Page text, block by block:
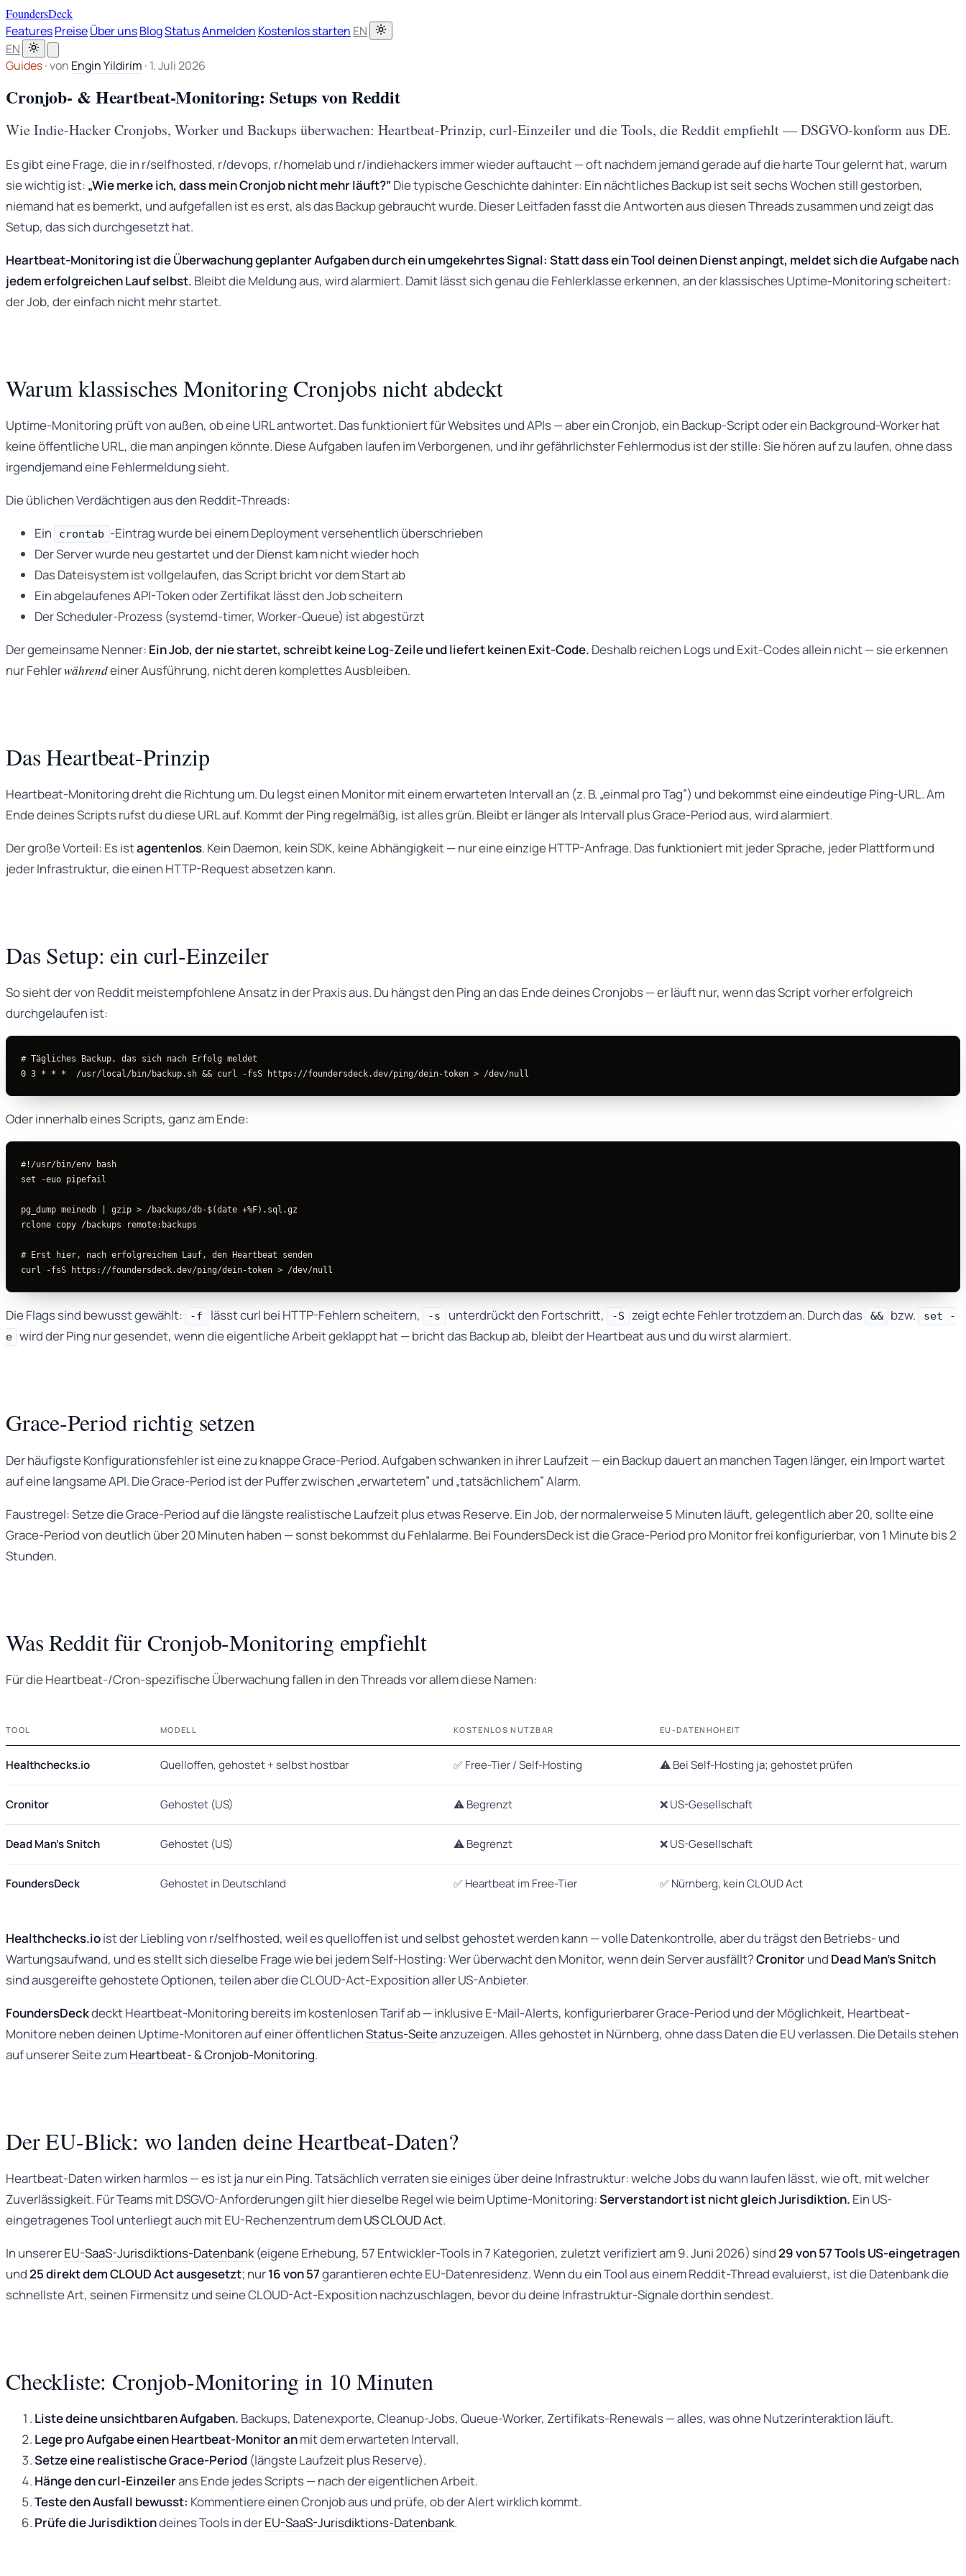
FoundersDeck
FeaturesPreiseÜber unsBlogStatusAnmelden Kostenlos starten EN
EN
Guides·von Engin Yildirim · 1. Juli 2026
Cronjob- & Heartbeat-Monitoring: Setups von Reddit
Wie Indie-Hacker Cronjobs, Worker und Backups überwachen: Heartbeat-Prinzip, curl-Einzeiler und die Tools, die Reddit empfiehlt — DSGVO-konform aus DE.
Es gibt eine Frage, die in r/selfhosted, r/devops, r/homelab und r/indiehackers immer wieder auftaucht — oft nachdem jemand gerade auf die harte Tour gelernt hat, warum
sie wichtig ist: „Wie merke ich, dass mein Cronjob nicht mehr läuft?” Die typische Geschichte dahinter: Ein nächtliches Backup ist seit sechs Wochen still gestorben,
niemand hat es bemerkt, und aufgefallen ist es erst, als das Backup gebraucht wurde. Dieser Leitfaden fasst die Antworten aus diesen Threads zusammen und zeigt das
Setup, das sich durchgesetzt hat.
Heartbeat-Monitoring ist die Überwachung geplanter Aufgaben durch ein umgekehrtes Signal: Statt dass ein Tool deinen Dienst anpingt, meldet sich die Aufgabe nach
jedem erfolgreichen Lauf selbst. Bleibt die Meldung aus, wird alarmiert. Damit lässt sich genau die Fehlerklasse erkennen, an der klassisches Uptime-Monitoring scheitert:
der Job, der einfach nicht mehr startet.
Warum klassisches Monitoring Cronjobs nicht abdeckt
Uptime-Monitoring prüft von außen, ob eine URL antwortet. Das funktioniert für Websites und APIs — aber ein Cronjob, ein Backup-Script oder ein Background-Worker hat
keine öffentliche URL, die man anpingen könnte. Diese Aufgaben laufen im Verborgenen, und ihr gefährlichster Fehlermodus ist der stille: Sie hören auf zu laufen, ohne dass
irgendjemand eine Fehlermeldung sieht.
Die üblichen Verdächtigen aus den Reddit-Threads:
Ein
crontab -Eintrag wurde bei einem Deployment versehentlich überschrieben
Der Server wurde neu gestartet und der Dienst kam nicht wieder hoch
Das Dateisystem ist vollgelaufen, das Script bricht vor dem Start ab
Ein abgelaufenes API-Token oder Zertifikat lässt den Job scheitern
Der Scheduler-Prozess (systemd-timer, Worker-Queue) ist abgestürzt
Der gemeinsame Nenner: Ein Job, der nie startet, schreibt keine Log-Zeile und liefert keinen Exit-Code. Deshalb reichen Logs und Exit-Codes allein nicht — sie erkennen
nur Fehlerwährendeiner Ausführung, nicht deren komplettes Ausbleiben.
Das Heartbeat-Prinzip
Heartbeat-Monitoring dreht die Richtung um. Du legst einen Monitor mit einem erwarteten Intervall an (z. B. „einmal pro Tag”) und bekommst eine eindeutige Ping-URL. Am
Ende deines Scripts rufst du diese URL auf. Kommt der Ping regelmäßig, ist alles grün. Bleibt er länger als Intervall plus Grace-Period aus, wird alarmiert.
Der große Vorteil: Es istagentenlos. Kein Daemon, kein SDK, keine Abhängigkeit — nur eine einzige HTTP-Anfrage. Das funktioniert mit jeder Sprache, jeder Plattform und
jeder Infrastruktur, die einen HTTP-Request absetzen kann.
Das Setup: ein curl-Einzeiler
So sieht der von Reddit meistempfohlene Ansatz in der Praxis aus. Du hängst den Ping an das Ende deines Cronjobs — er läuft nur, wenn das Script vorher erfolgreich
durchgelaufen ist:
# Tägliches Backup, das sich nach Erfolg meldet
0 3 * * *  /usr/local/bin/backup.sh && curl -fsS https://foundersdeck.dev/ping/dein-token > /dev/null
Oder innerhalb eines Scripts, ganz am Ende:
#!/usr/bin/env bash
set
-euo pipefail
pg_dump meinedb gzip > /backups/db-$(date +%F) .sql.gz
rclone copy /backups remote:backups
# Erst hier, nach erfolgreichem Lauf, den Heartbeat senden
curl
-fsS https://foundersdeck.dev/ping/dein-token > /dev/null
Die Flags sind bewusst gewählt: -f lässt curl bei HTTP-Fehlern scheitern, -s unterdrückt den Fortschritt, -S zeigt echte Fehler trotzdem an. Durch das && bzw.
set -
e wird der Ping nur gesendet, wenn die eigentliche Arbeit geklappt hat — bricht das Backup ab, bleibt der Heartbeat aus und du wirst alarmiert.
Grace-Period richtig setzen
Der häufigste Konfigurationsfehler ist eine zu knappe Grace-Period. Aufgaben schwanken in ihrer Laufzeit — ein Backup dauert an manchen Tagen länger, ein Import wartet
auf eine langsame API. Die Grace-Period ist der Puffer zwischen „erwartetem” und „tatsächlichem” Alarm.
Faustregel: Setze die Grace-Period auf die längste realistische Laufzeit plus etwas Reserve. Ein Job, der normalerweise 5 Minuten läuft, gelegentlich aber 20, sollte eine
Grace-Period von deutlich über 20 Minuten haben — sonst bekommst du Fehlalarme. Bei FoundersDeck ist die Grace-Period pro Monitor frei konfigurierbar, von 1 Minute bis 2
Stunden.
Was Reddit für Cronjob-Monitoring empfiehlt
Für die Heartbeat-/Cron-spezifische Überwachung fallen in den Threads vor allem diese Namen:
TOOL MODELL KOSTENLOS NUTZBAR EU-DATENHOHEIT
Healthchecks.io Quelloffen, gehostet + selbst hostbar ✅ Free-Tier / Self-Hosting ⚠️ Bei Self-Hosting ja; gehostet prüfen
Cronitor Gehostet (US) ⚠️ Begrenzt ❌ US-Gesellschaft
Dead Man's Snitch Gehostet (US) ⚠️ Begrenzt ❌ US-Gesellschaft
FoundersDeck Gehostet in Deutschland ✅ Heartbeat im Free-Tier ✅ Nürnberg, kein CLOUD Act
Healthchecks.ioist der Liebling von r/selfhosted, weil es quelloffen ist und selbst gehostet werden kann — volle Datenkontrolle, aber du trägst den Betriebs- und
Wartungsaufwand, und es stellt sich dieselbe Frage wie bei jedem Self-Hosting: Wer überwacht den Monitor, wenn dein Server ausfällt?Cronitorund Dead Man’s Snitch
sind ausgereifte gehostete Optionen, teilen aber die CLOUD-Act-Exposition aller US-Anbieter.
FoundersDeckdeckt Heartbeat-Monitoring bereits im kostenlosen Tarif ab — inklusive E-Mail-Alerts, konfigurierbarer Grace-Period und der Möglichkeit, Heartbeat-
Monitore neben deinen Uptime-Monitoren auf einer öffentlichenStatus-Seiteanzuzeigen. Alles gehostet in Nürnberg, ohne dass Daten die EU verlassen. Die Details stehen
auf unserer Seite zumHeartbeat- & Cronjob-Monitoring.
Der EU-Blick: wo landen deine Heartbeat-Daten?
Heartbeat-Daten wirken harmlos — es ist ja nur ein Ping. Tatsächlich verraten sie einiges über deine Infrastruktur: welche Jobs du wann laufen lässt, wie oft, mit welcher
Zuverlässigkeit. Für Teams mit DSGVO-Anforderungen gilt hier dieselbe Regel wie beim Uptime-Monitoring:Serverstandort ist nicht gleich Jurisdiktion. Ein US-
eingetragenes Tool unterliegt auch mit EU-Rechenzentrum demUS CLOUD Act.
In unsererEU-SaaS-Jurisdiktions-Datenbank(eigene Erhebung, 57 Entwickler-Tools in 7 Kategorien, zuletzt verifiziert am 9. Juni 2026) sind29 von 57 Tools US-eingetragen
und25 direkt dem CLOUD Act ausgesetzt; nur16 von 57garantieren echte EU-Datenresidenz. Wenn du ein Tool aus einem Reddit-Thread evaluierst, ist die Datenbank die
schnellste Art, seinen Firmensitz und seine CLOUD-Act-Exposition nachzuschlagen, bevor du deine Infrastruktur-Signale dorthin sendest.
Checkliste: Cronjob-Monitoring in 10 Minuten
Liste deine unsichtbaren Aufgaben. Backups, Datenexporte, Cleanup-Jobs, Queue-Worker, Zertifikats-Renewals — alles, was ohne Nutzerinteraktion läuft.
Lege pro Aufgabe einen Heartbeat-Monitor anmit dem erwarteten Intervall.
Setze eine realistische Grace-Period (längste Laufzeit plus Reserve).
Hänge den curl-Einzeilerans Ende jedes Scripts — nach der eigentlichen Arbeit.
Teste den Ausfall bewusst: Kommentiere einen Cronjob aus und prüfe, ob der Alert wirklich kommt.
Prüfe die Jurisdiktiondeines Tools in derEU-SaaS-Jurisdiktions-Datenbank.